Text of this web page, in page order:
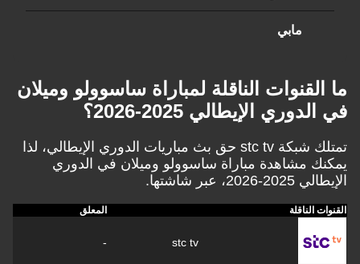
الناقلة لمباراة ساسوولو وميلان
الإيطالي 2025-2026؟
شبكةstc tvحق بث مباريات الدوري الإيطالي، لذا
مشاهدة مباراة ساسوولو وميلان في الدوري